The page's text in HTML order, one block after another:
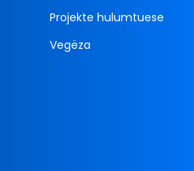
Projekte hulumtuese
Vegëza